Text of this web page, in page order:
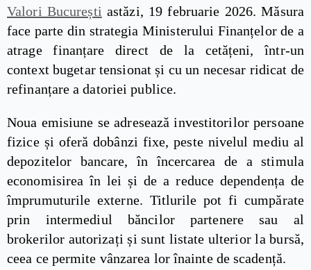
Valori București astăzi, 19 februarie 2026. Măsura
face parte din strategia Ministerului Finanțelor de a
atrage finanțare direct de la cetățeni, într-un
context bugetar tensionat și cu un necesar ridicat de
refinanțare a datoriei publice.
Noua emisiune se adresează investitorilor persoane
fizice și oferă dobânzi fixe, peste nivelul mediu al
depozitelor bancare, în încercarea de a stimula
economisirea în lei și de a reduce dependența de
împrumuturile externe. Titlurile pot fi cumpărate
prin intermediul băncilor partenere sau al
brokerilor autorizați și sunt listate ulterior la bursă,
ceea ce permite vânzarea lor înainte de scadență.